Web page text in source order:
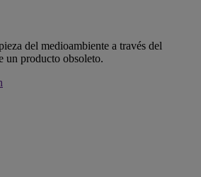
del medioambiente a través del
un producto obsoleto.